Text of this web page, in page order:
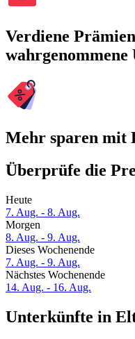
Verdiene
wahrgenommene
Mehr sparen mit
Überprüfe die
Heute
7. Aug. - 8. Aug.
Morgen
8. Aug. - 9. Aug.
Dieses Wochenende
7. Aug. - 9. Aug.
Nächstes Wochenende
14. Aug. - 16. Aug.
Unterkünfte in